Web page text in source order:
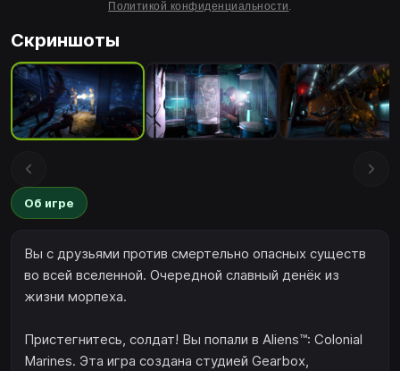
Политикой конфиденциальности.
Скриншоты
Об игре
Вы с друзьями против смертельно опасных существ
во всей вселенной. Очередной славный денёк из
жизни морпеха.
Пристегнитесь, солдат! Вы попали в Aliens™: Colonial
Marines. Эта игра создана студией Gearbox,